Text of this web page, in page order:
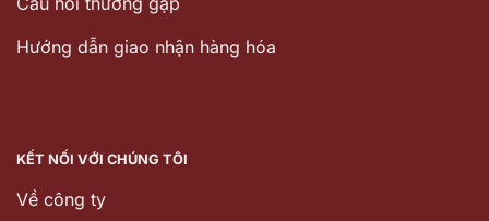
Hướng dẫn giao nhận hàng hóa
KẾT NỐI VỚI CHÚNG TÔI
Về công ty